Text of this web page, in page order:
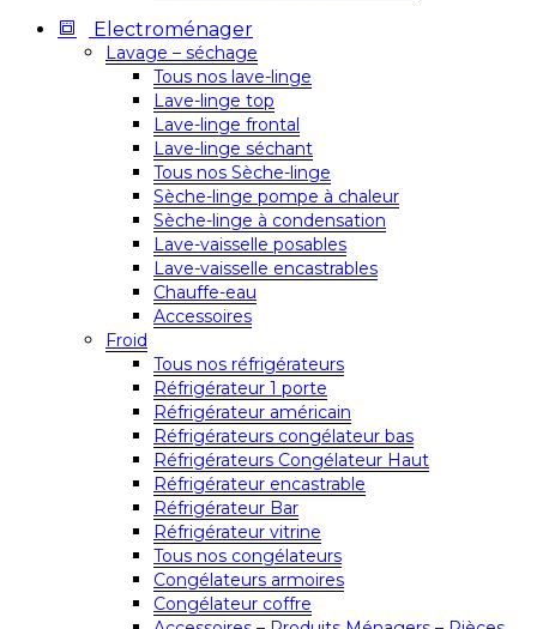
Electroménager
Lavage – séchage
Tous nos lave-linge
Lave-linge top
Lave-linge frontal
Lave-linge séchant
Tous nos Sèche-linge
Sèche-linge pompe à chaleur
Sèche-linge à condensation
Lave-vaisselle posables
Lave-vaisselle encastrables
Chauffe-eau
Accessoires
Froid
Tous nos réfrigérateurs
Réfrigérateur 1 porte
Réfrigérateur américain
Réfrigérateurs congélateur bas
Réfrigérateurs Congélateur Haut
Réfrigérateur encastrable
Réfrigérateur Bar
Réfrigérateur vitrine
Tous nos congélateurs
Congélateurs armoires
Congélateur coffre